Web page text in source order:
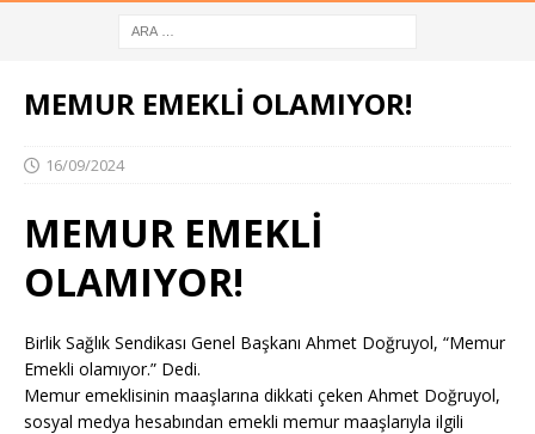
MEMUR EMEKLİ OLAMIYOR!
16/09/2024
MEMUR EMEKLİ
OLAMIYOR!
Birlik Sağlık Sendikası Genel Başkanı Ahmet Doğruyol, “Memur
Emekli olamıyor.” Dedi.
Memur emeklisinin maaşlarına dikkati çeken Ahmet Doğruyol,
sosyal medya hesabından emekli memur maaşlarıyla ilgili